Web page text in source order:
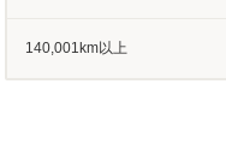
140,001km以上